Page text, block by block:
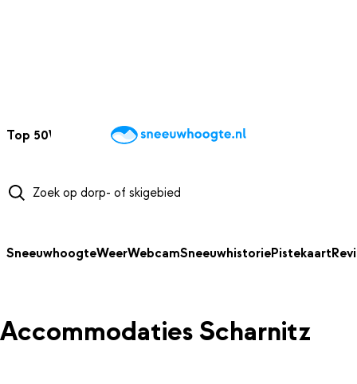
Top 50Webcams WintersportweerKaarten
SneeuwhoogteWeerWebcamSneeuwhistoriePistekaart
Accommodaties Scharnitz